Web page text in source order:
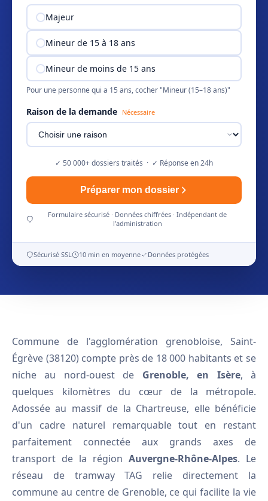
Majeur
Mineur de 15 à 18 ans
Mineur de moins de 15 ans
Pour une personne qui a 15 ans, cocher "Mineur (15–18 ans)"
Raison de la demande Nécessaire
✓ 50 000+ dossiers traités · ✓ Réponse en 24h
Préparer mon dossier
Formulaire sécurisé · Données chiffrées · Indépendant de
l'administration
Sécurisé SSL 10 min en moyenne Données protégées
Commune de l'agglomération grenobloise, Saint-
Égrève (38120) compte près de 18 000 habitants et se
niche au nord-ouest de Grenoble, en Isère, à
quelques kilomètres du cœur de la métropole.
Adossée au massif de la Chartreuse, elle bénéficie
d'un cadre naturel remarquable tout en restant
parfaitement connectée aux grands axes de
transport de la région Auvergne-Rhône-Alpes. Le
réseau de tramway TAG relie directement la
commune au centre de Grenoble, ce qui facilite la vie